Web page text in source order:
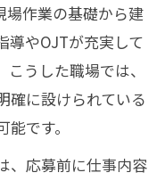
求人を注目
求人が最適な理
定収入と働き方
建設業求人の選
場作業の基礎から建
導やOJTが充実して
うした職場では、
確に設けられている
です。
、応募前に仕事内容